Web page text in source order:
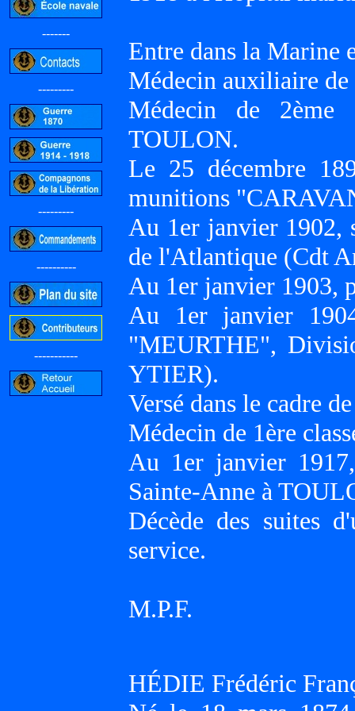
-------
---------
---------
----------
-----------
Entre dans la Marine
Médecin auxiliaire de
Médecin de 2ème
TOULON.
Le 25 décembre
munitions
Au 1er janvier 1902,
de l'Atlantique (Cdt
Au 1er janvier 1903,
Au 1er janvier
"MEURTHE",
YTIER).
Versé dans le cadre
Médecin de 1ère
Au 1er janvier
Sainte-Anne à
Décède des suites
service.
M.P.F.
HÉDIE Frédéric